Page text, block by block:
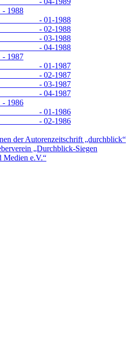
01-1988
02-1988
03-1988
04-1988
01-1987
02-1987
03-1987
04-1987
01-1986
02-1986
der Autorenzeitschrift „durchblick“
„Durchblick-Siegen
Medien e.V.“